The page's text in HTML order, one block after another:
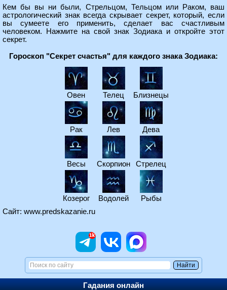
Кем бы вы ни были, Стрельцом, Тельцом или Раком, ваш
астрологический знак всегда скрывает секрет, который, если
вы сумеете его применить, сделает вас счастливым
человеком. Нажмите на свой знак Зодиака и откройте этот
секрет.
Гороскоп "Секрет счастья" для каждого знака Зодиака:
Овен Телец Близнецы
Рак Лев Дева
Весы Скорпион Стрелец
Козерог Водолей
Рыбы
Сайт: www.predskazanie.ru
Гадания онлайн